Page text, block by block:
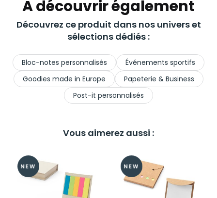
A découvrir également
Découvrez ce produit dans nos univers et
sélections dédiés :
Bloc-notes personnalisés
Événements sportifs
Goodies made in Europe
Papeterie & Business
Post-it personnalisés
Vous aimerez aussi :